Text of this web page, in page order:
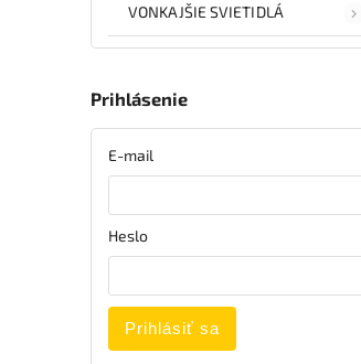
VONKAJŠIE SVIETIDLÁ
Prihlásenie
E-mail
Heslo
Prihlásiť sa